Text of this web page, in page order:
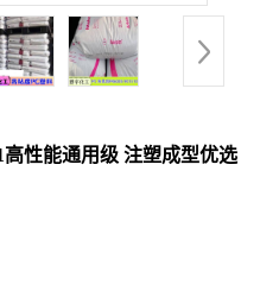
性能通用级 注塑成型优选